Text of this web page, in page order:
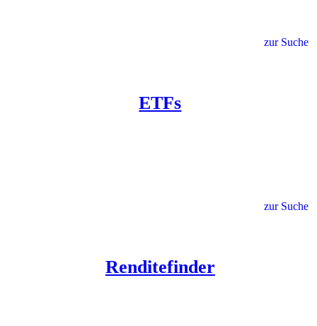
zur Suche
ETFs
zur Suche
Renditefinder